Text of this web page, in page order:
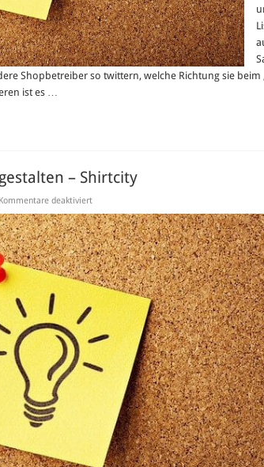
Shopbetreiber so twittern, welche Richtung sie beim
ist es …
– Shirtcity
Kommentare deaktiviertfür
Shirts
selbst
gestalten
–
Shirtcity